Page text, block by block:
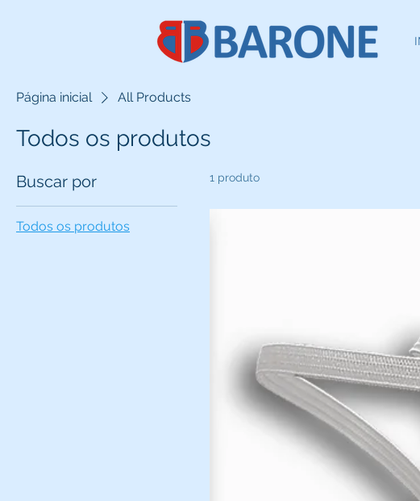
Página inicial All Products
Todos os produtos
Buscar por
Todos os produtos
1 produto